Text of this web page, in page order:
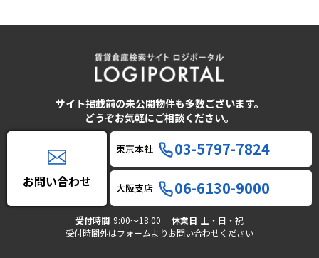
サイト掲載前の未公開物件も多数ございます。
どうぞお気軽にご相談ください。
お問い合わせ
東京本社 03-5797-7824
大阪支店 06-6130-9000
受付時間 9:00〜18:00 休業日 土・日・祝
受付時間外はフォームよりお問い合わせください